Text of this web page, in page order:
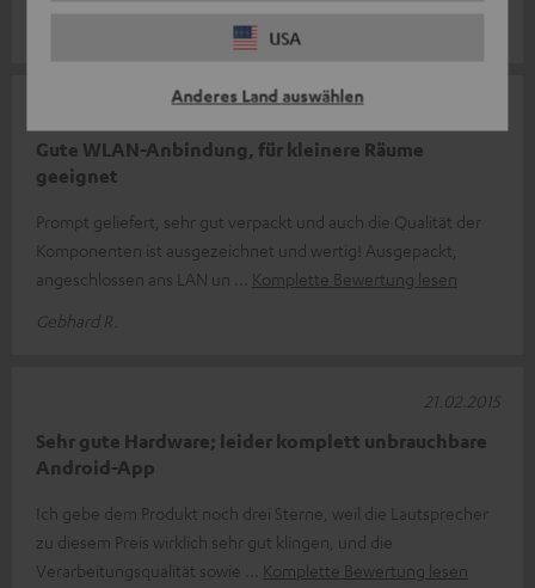
USA
Anderes Land auswählen
Gute WLAN-Anbindung, für kleinere Räume
geeignet
Prompt geliefert, sehr gut verpackt und auch die Qualität der
Komponenten ist ausgezeichnet und wertig! Ausgepackt,
angeschlossen ans LAN un
Komplette Bewertung lesen
Gebhard R.
Sehr gute Hardware; leider komplett unbrauchbare
Android-App
Ich gebe dem Produkt noch drei Sterne, weil die Lautsprecher
zu diesem Preis wirklich sehr gut klingen, und die
Verarbeitungsqualität sowie
Komplette Bewertung lesen
21.02.2015